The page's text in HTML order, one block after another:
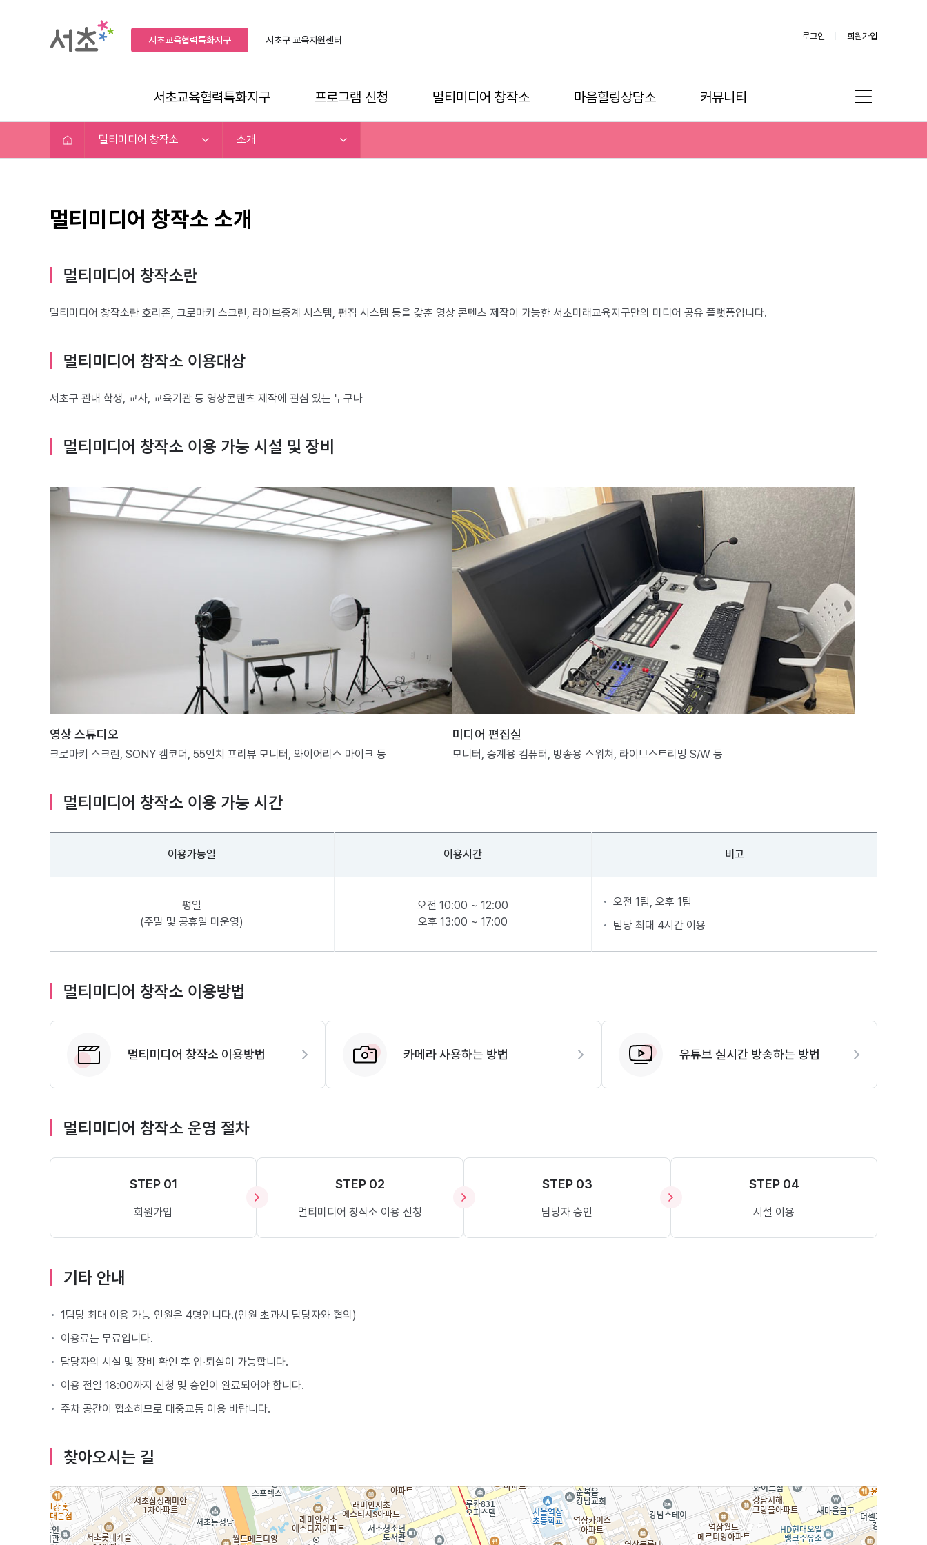
서초교육협력특화지구 서초구교육지원센터 로그인 회원가입
서초교육협력특화지구 프로그램 신청 멀티미디어 창작소 마음힐링상담소 커뮤니티
멀티미디어 창작소 소개
멀티미디어 창작소 소개
멀티미디어 창작소란
멀티미디어 창작소란 호리존, 크로마키 스크린, 라이브중계 시스템, 편집 시스템 등을 갖춘 영상 콘텐츠 제작이 가능한 서초미래교육지구만의 미디어 공유 플랫폼입니다.
멀티미디어 창작소 이용대상
서초구 관내 학생, 교사, 교육기관 등 영상콘텐츠 제작에 관심 있는 누구나
멀티미디어 창작소 이용 가능 시설 및 장비
영상 스튜디오
크로마키 스크린, SONY 캠코더, 55인치 프리뷰 모니터, 와이어리스 마이크 등
미디어 편집실
모니터, 중계용 컴퓨터, 방송용 스위쳐, 라이브스트리밍 S/W 등
멀티미디어 창작소 이용 가능 시간
이용가능일 이용시간 비고
평일
(주말 및 공휴일 미운영)
오전 10:00 ~ 12:00
오후 13:00 ~ 17:00
오전 1팀, 오후 1팀
팀당 최대 4시간 이용
멀티미디어 창작소 이용방법
멀티미디어 창작소 이용방법 카메라 사용하는 방법 유튜브 실시간 방송하는 방법
멀티미디어 창작소 운영 절차
STEP 01
회원가입
STEP 02
멀티미디어 창작소 이용 신청
STEP 03
담당자 승인
STEP 04
시설 이용
기타 안내
1팀당 최대 이용 가능 인원은 4명입니다.(인원 초과시 담당자와 협의)
이용료는 무료입니다.
담당자의 시설 및 장비 확인 후 입∙퇴실이 가능합니다.
이용 전일 18:00까지 신청 및 승인이 완료되어야 합니다.
주차 공간이 협소하므로 대중교통 이용 바랍니다.
찾아오시는 길